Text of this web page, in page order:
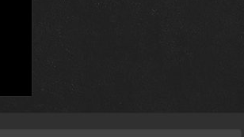
24 сентября 2024